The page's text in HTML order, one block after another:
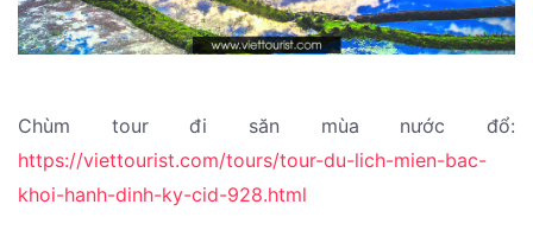
Chùm tour đi săn mùa nước đổ:
https://viettourist.com/tours/tour-du-lich-mien-bac-
khoi-hanh-dinh-ky-cid-928.html